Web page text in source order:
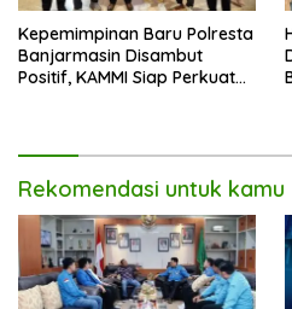
Kepemimpinan Baru Polresta
Banjarmasin Disambut
Positif, KAMMI Siap Perkuat
Rekomendasi untuk kamu